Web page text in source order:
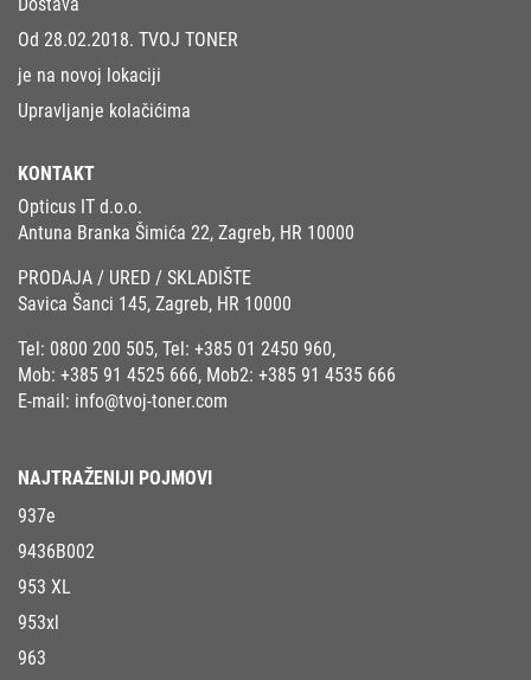
Od 28.02.2018. TVOJ TONER
je na novoj lokaciji
Upravljanje kolačićima
KONTAKT
Opticus IT d.o.o.
Antuna Branka Šimića 22, Zagreb, HR 10000
PRODAJA / URED / SKLADIŠTE
Savica Šanci 145, Zagreb, HR 10000
Tel: 0800 200 505, Tel: +385 01 2450 960,
Mob: +385 91 4525 666, Mob2: +385 91 4535 666
E-mail: info@tvoj-toner.com
NAJTRAŽENIJI POJMOVI
937e
9436B002
953 XL
953xl
963